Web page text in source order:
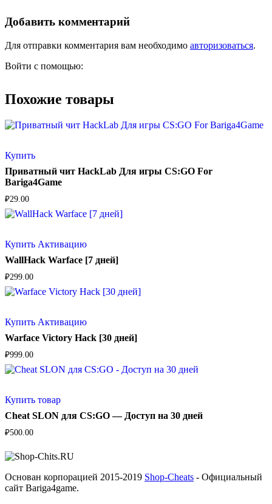
Добавить комментарий
Для отправки комментария вам необходимо авторизоваться.
Войти с помощью:
Похожие товары
Купить
Приватный чит HackLab Для игры CS:GO For
Bariga4Game
₽29.00
Купить Активацию
WallHack Warface [7 дней]
₽299.00
Купить Активацию
Warface Victory Hack [30 дней]
₽999.00
Купить товар
Cheat SLON для CS:GO — Доступ на 30 дней
₽500.00
Основан корпорацией 2015-2019 Shop-Cheats - Официальный
сайт Bariga4game.